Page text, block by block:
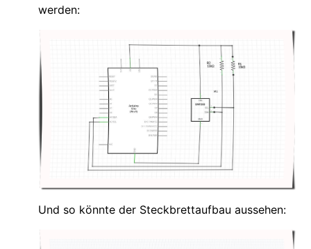
werden:
Und so könnte der Steckbrettaufbau aussehen: